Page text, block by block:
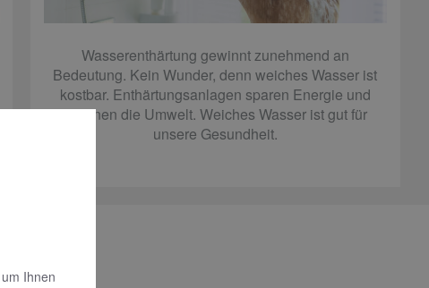
Wasserenthärtung gewinnt zunehmend an
Bedeutung. Kein Wunder, denn weiches Wasser ist
kostbar. Enthärtungsanlagen sparen Energie und
schonen die Umwelt. Weiches Wasser ist gut für
unsere Gesundheit.
Ihnen